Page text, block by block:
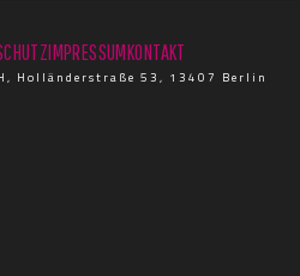
IMPRESSUMKONTAKT
Holländerstraße 53, 13407 Berlin